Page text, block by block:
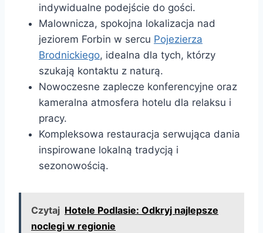
indywidualne podejście do gości.
Malownicza, spokojna lokalizacja nad
jeziorem Forbin w sercu Pojezierza
Brodnickiego, idealna dla tych, którzy
szukają kontaktu z naturą.
Nowoczesne zaplecze konferencyjne oraz
kameralna atmosfera hotelu dla relaksu i
pracy.
Kompleksowa restauracja serwująca dania
inspirowane lokalną tradycją i
sezonowością.
Czytaj Hotele Podlasie: Odkryj najlepsze
noclegi w regionie